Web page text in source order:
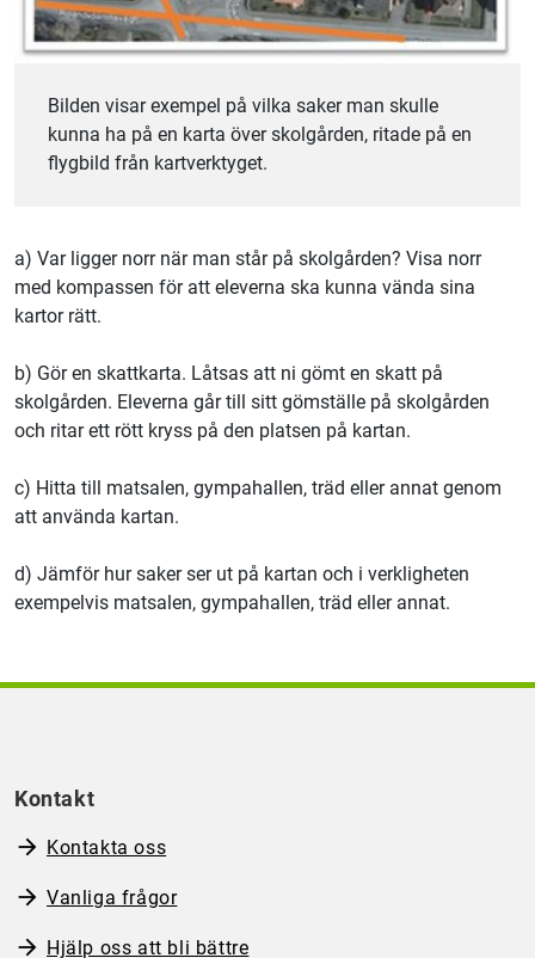
Bilden visar exempel på vilka saker man skulle
kunna ha på en karta över skolgården, ritade på en
flygbild från kartverktyget.
a) Var ligger norr när man står på skolgården? Visa norr
med kompassen för att eleverna ska kunna vända sina
kartor rätt.
b) Gör en skattkarta. Låtsas att ni gömt en skatt på
skolgården. Eleverna går till sitt gömställe på skolgården
och ritar ett rött kryss på den platsen på kartan.
c) Hitta till matsalen, gympahallen, träd eller annat genom
att använda kartan.
d) Jämför hur saker ser ut på kartan och i verkligheten
exempelvis matsalen, gympahallen, träd eller annat.
Kontakt
Kontakta oss
Vanliga frågor
Hjälp oss att bli bättre